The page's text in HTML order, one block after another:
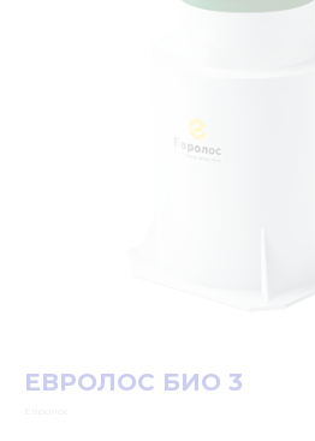
ЕВРОЛОС БИО 3